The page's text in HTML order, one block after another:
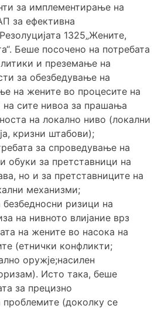
за имплементирање на
за ефективна
1325„Жените,
Беше посочено на потребата
и преземање на
за обезбедување на
на жените во процесите на
сите нивоа за прашања
на локално ниво (локални
кризни штабови);
за спроведување на
обуки за претставници на
но и за претставниците на
механизми;
ризици на
на нивното влијание врз
на жените во насока на
(етнички конфликти;
оружје;насилен
Исто така, беше
за прецизно
(доколку се